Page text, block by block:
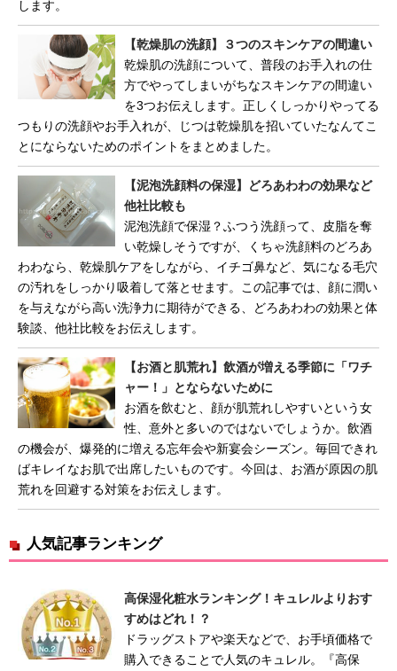
します。
【乾燥肌の洗顔】３つのスキンケアの間違い
乾燥肌の洗顔について、普段のお手入れの仕
方でやってしまいがちなスキンケアの間違い
を3つお伝えします。正しくしっかりやってる
つもりの洗顔やお手入れが、じつは乾燥肌を招いていたなんてこ
とにならないためのポイントをまとめました。
【泥泡洗顔料の保湿】どろあわわの効果など
他社比較も
泥泡洗顔で保湿？ふつう洗顔って、皮脂を奪
い乾燥しそうですが、くちゃ洗顔料のどろあ
わわなら、乾燥肌ケアをしながら、イチゴ鼻など、気になる毛穴
の汚れをしっかり吸着して落とせます。この記事では、顔に潤い
を与えながら高い洗浄力に期待ができる、どろあわわの効果と体
験談、他社比較をお伝えします。
【お酒と肌荒れ】飲酒が増える季節に「ワチ
ャー！」とならないために
お酒を飲むと、顔が肌荒れしやすいという女
性、意外と多いのではないでしょうか。飲酒
の機会が、爆発的に増える忘年会や新宴会シーズン。毎回できれ
ばキレイなお肌で出席したいものです。今回は、お酒が原因の肌
荒れを回避する対策をお伝えします。
人気記事ランキング
高保湿化粧水ランキング！キュレルよりおす
すめはどれ！？
ドラッグストアや楽天などで、お手頃価格で
購入できることで人気のキュレル。『高保